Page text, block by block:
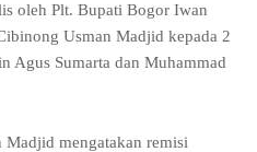
oleh Plt. Bupati Bogor Iwan
Usman Madjid kepada 2
Agus Sumarta dan Muhammad
mengatakan remisi